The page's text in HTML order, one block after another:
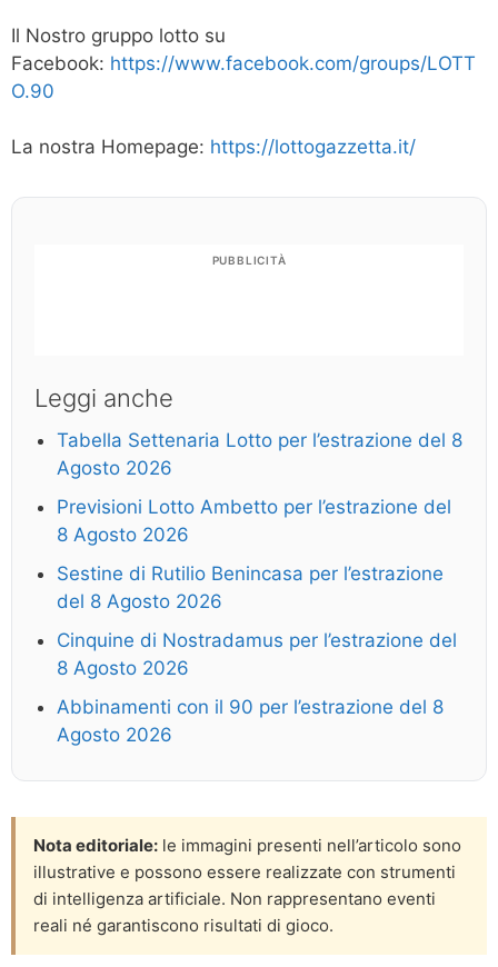
Il Nostro gruppo lotto su
Facebook: https://www.facebook.com/groups/LOTT
O.90
La nostra Homepage: https://lottogazzetta.it/
PUBBLICITÀ
Leggi anche
Tabella Settenaria Lotto per l’estrazione del 8
Agosto 2026
Previsioni Lotto Ambetto per l’estrazione del
8 Agosto 2026
Sestine di Rutilio Benincasa per l’estrazione
del 8 Agosto 2026
Cinquine di Nostradamus per l’estrazione del
8 Agosto 2026
Abbinamenti con il 90 per l’estrazione del 8
Agosto 2026
Nota editoriale: le immagini presenti nell’articolo sono
illustrative e possono essere realizzate con strumenti
di intelligenza artificiale. Non rappresentano eventi
reali né garantiscono risultati di gioco.